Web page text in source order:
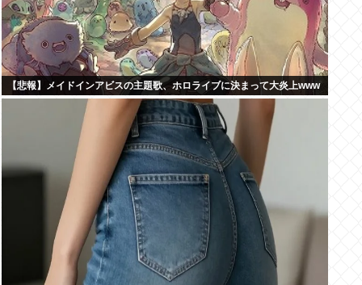
【悲報】メイドインアビスの主題歌、ホロライブに決まって大炎上www